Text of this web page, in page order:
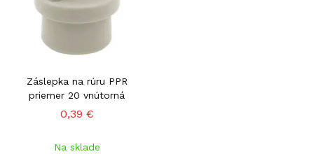
Záslepka na rúru PPR
priemer 20 vnútorná
0,39 €
Na sklade